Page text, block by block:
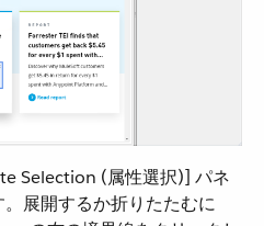
Selection (属性選択)] パネ
展開するか折りたたむに